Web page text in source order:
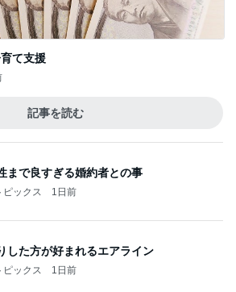
て支援
記事を読む
まで良すぎる婚約者との事
ックス 1日前
した方が好まれるエアライン
ックス 1日前